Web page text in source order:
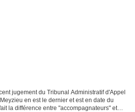
jugement du Tribunal Administratif d'Appel
en est le dernier et est en date du
la différence entre "accompagnateurs" et